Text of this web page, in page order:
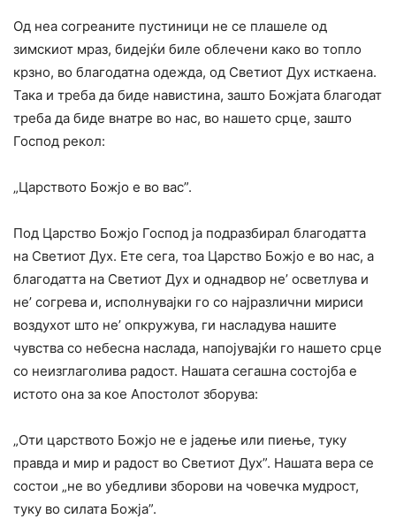
Од неа согреаните пустиници не се плашеле од
зимскиот мраз, бидејќи биле облечени како во топло
крзно, во благодатна одежда, од Светиот Дух исткаена.
Така и треба да биде навистина, зашто Божјата благодат
треба да биде внатре во нас, во нашето срце, зашто
Господ рекол:
„Царството Божјо е во вас”.
Под Царство Божјо Господ ја подразбирал благодатта
на Светиот Дух. Ете ceга, тоа Царство Божјо е во нас, а
благодатта на Светиот Дух и однадвор не’ осветлува и
не’ согрева и, исполнувајки го co најразлични мириси
воздухот што не’ опкружува, ги насладува нашите
чувства co небесна наслада, напојувајќи го нашето срце
co неизглаголива радост. Нашата сегашна состојба е
истото она за кое Апостолот зборува:
„Оти царството Божјо не е јадење или пиење, туку
правда и мир и радост во Светиот Дух”. Haшатa вера се
состои „не во убедливи зборови на човечка мудрост,
туку во силата Божја”.